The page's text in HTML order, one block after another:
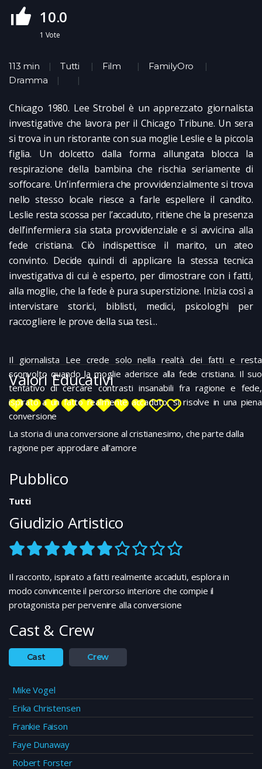
10.0
1 Vote
113 min Tutti Film
FamilyOro
Dramma
Chicago 1980. Lee Strobel è un apprezzato giornalista
investigative che lavora per il Chicago Tribune. Un sera
si trova in un ristorante con sua moglie Leslie e la piccola
figlia. Un dolcetto dalla forma allungata blocca la
respirazione della bambina che rischia seriamente di
soffocare. Un’infermiera che provvidenzialmente si trova
nello stesso locale riesce a farle espellere il candito.
Leslie resta scossa per l’accaduto, ritiene che la presenza
dell’infermiera sia stata provvidenziale e si avvicina alla
fede cristiana. Ciò indispettisce il marito, un ateo
convinto. Decide quindi di applicare la stessa tecnica
investigativa di cui è esperto, per dimostrare con i fatti,
alla moglie, che la fede è pura superstizione. Inizia così a
intervistare storici, biblisti, medici, psicologhi per
raccogliere le prove della sua tesi…
Il giornalista Lee crede solo nella realtà dei fatti e resta
sconvolto quando la moglie aderisce alla fede cristiana. Il suo
tentativo di cercare contrasti insanabili fra ragione e fede,
ispirato a un fatto realmente accaduto, si risolve in una piena
conversione
Valori Educativi
La storia di una conversione al cristianesimo, che parte dalla
ragione per approdare all’amore
Pubblico
Tutti
Giudizio Artistico
Il racconto, ispirato a fatti realmente accaduti, esplora in
modo convincente il percorso interiore che compie il
protagonista per pervenire alla conversione
Cast & Crew
Cast Crew
Mike Vogel
Erika Christensen
Frankie Faison
Faye Dunaway
Robert Forster